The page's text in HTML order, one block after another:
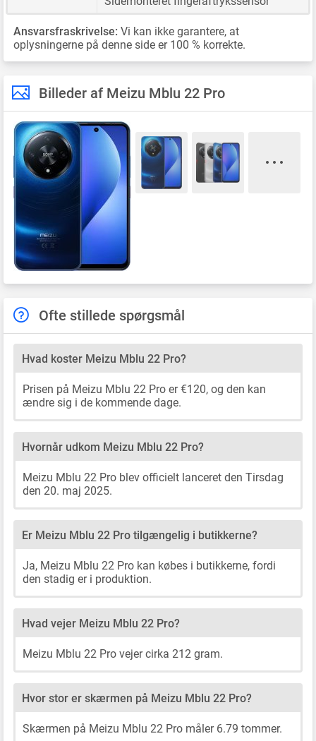
Ansvarsfraskrivelse: Vi kan ikke garantere, at
oplysningerne på denne side er 100 % korrekte.
Billeder af Meizu Mblu 22 Pro
Ofte stillede spørgsmål
Hvad koster Meizu Mblu 22 Pro?
Prisen på Meizu Mblu 22 Pro er €120, og den kan
ændre sig i de kommende dage.
Hvornår udkom Meizu Mblu 22 Pro?
Meizu Mblu 22 Pro blev officielt lanceret den Tirsdag
den 20. maj 2025.
Er Meizu Mblu 22 Pro tilgængelig i butikkerne?
Ja, Meizu Mblu 22 Pro kan købes i butikkerne, fordi
den stadig er i produktion.
Hvad vejer Meizu Mblu 22 Pro?
Meizu Mblu 22 Pro vejer cirka 212 gram.
Hvor stor er skærmen på Meizu Mblu 22 Pro?
Skærmen på Meizu Mblu 22 Pro måler 6.79 tommer.